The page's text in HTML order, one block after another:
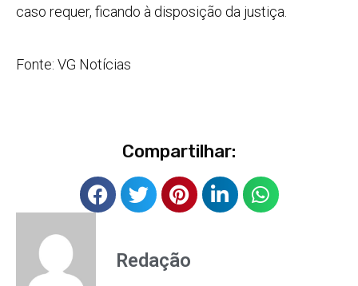
caso requer, ficando à disposição da justiça.
Fonte: VG Notícias
Compartilhar:
Redação